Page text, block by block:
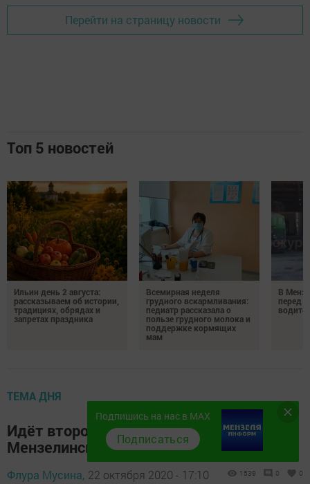
Перейти на страницу новости
Топ 5 новостей
Ильин день 2 августа:
рассказываем об истории,
традициях, обрядах и
запретах праздника
Всемирная неделя
грудного вскармливания:
педиатр рассказала о
пользе грудного молока и
поддержке кормящих
мам
В
перед
ТЕМА ДНЯ
Идёт второй этап капремонта
Мензелинского водозабора
Флура Мусина, 22 октября 2020 - 17:10 1539 0 0
Подпишись на нас в MAX
Подписаться